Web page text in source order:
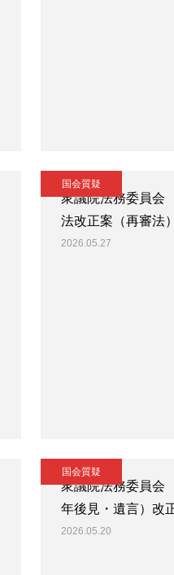
国会質疑
衆議院法務委員
法改正案（再審法
2026.05.27
国会質疑
衆議院法務委員
年後見・遺言）改
2026.05.20